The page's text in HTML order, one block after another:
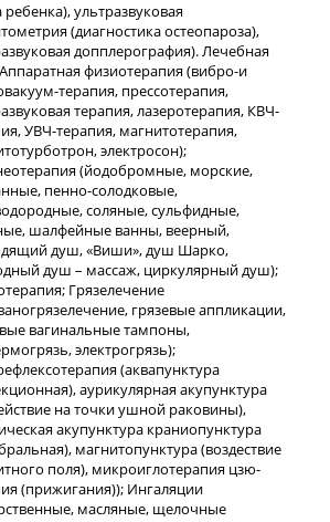
ребенка), ультразвуковая
(диагностика остеопароза),
допплерография). Лечебная
физиотерапия (вибро-и
терапия, прессотерапия,
терапия, лазеротерапия, КВЧ-
УВЧ-терапия, магнитотерапия,
электросон);
(йодобромные, морские,
пенно-солодковые,
соляные, сульфидные,
шалфейные ванны, веерный,
душ, «Виши», душ Шарко,
душ – массаж, циркулярный душ);
Грязелечение
грязевые аппликации,
вагинальные тампоны,
электрогрязь);
(аквапунктура
аурикулярная акупунктура
на точки ушной раковины),
акупунктура краниопунктура
магнитопунктура (воздествие
поля), микроиглотерапия цзю-
(прижигания)); Ингаляции
масляные, щелочные